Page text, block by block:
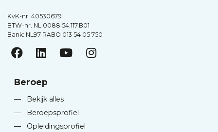
KvK-nr. 40530679
BTW-nr. NL.0088.54.117.B01
Bank: NL97 RABO 013 54 05 750
Beroep
—
Bekijk alles
—
Beroepsprofiel
—
Opleidingsprofiel